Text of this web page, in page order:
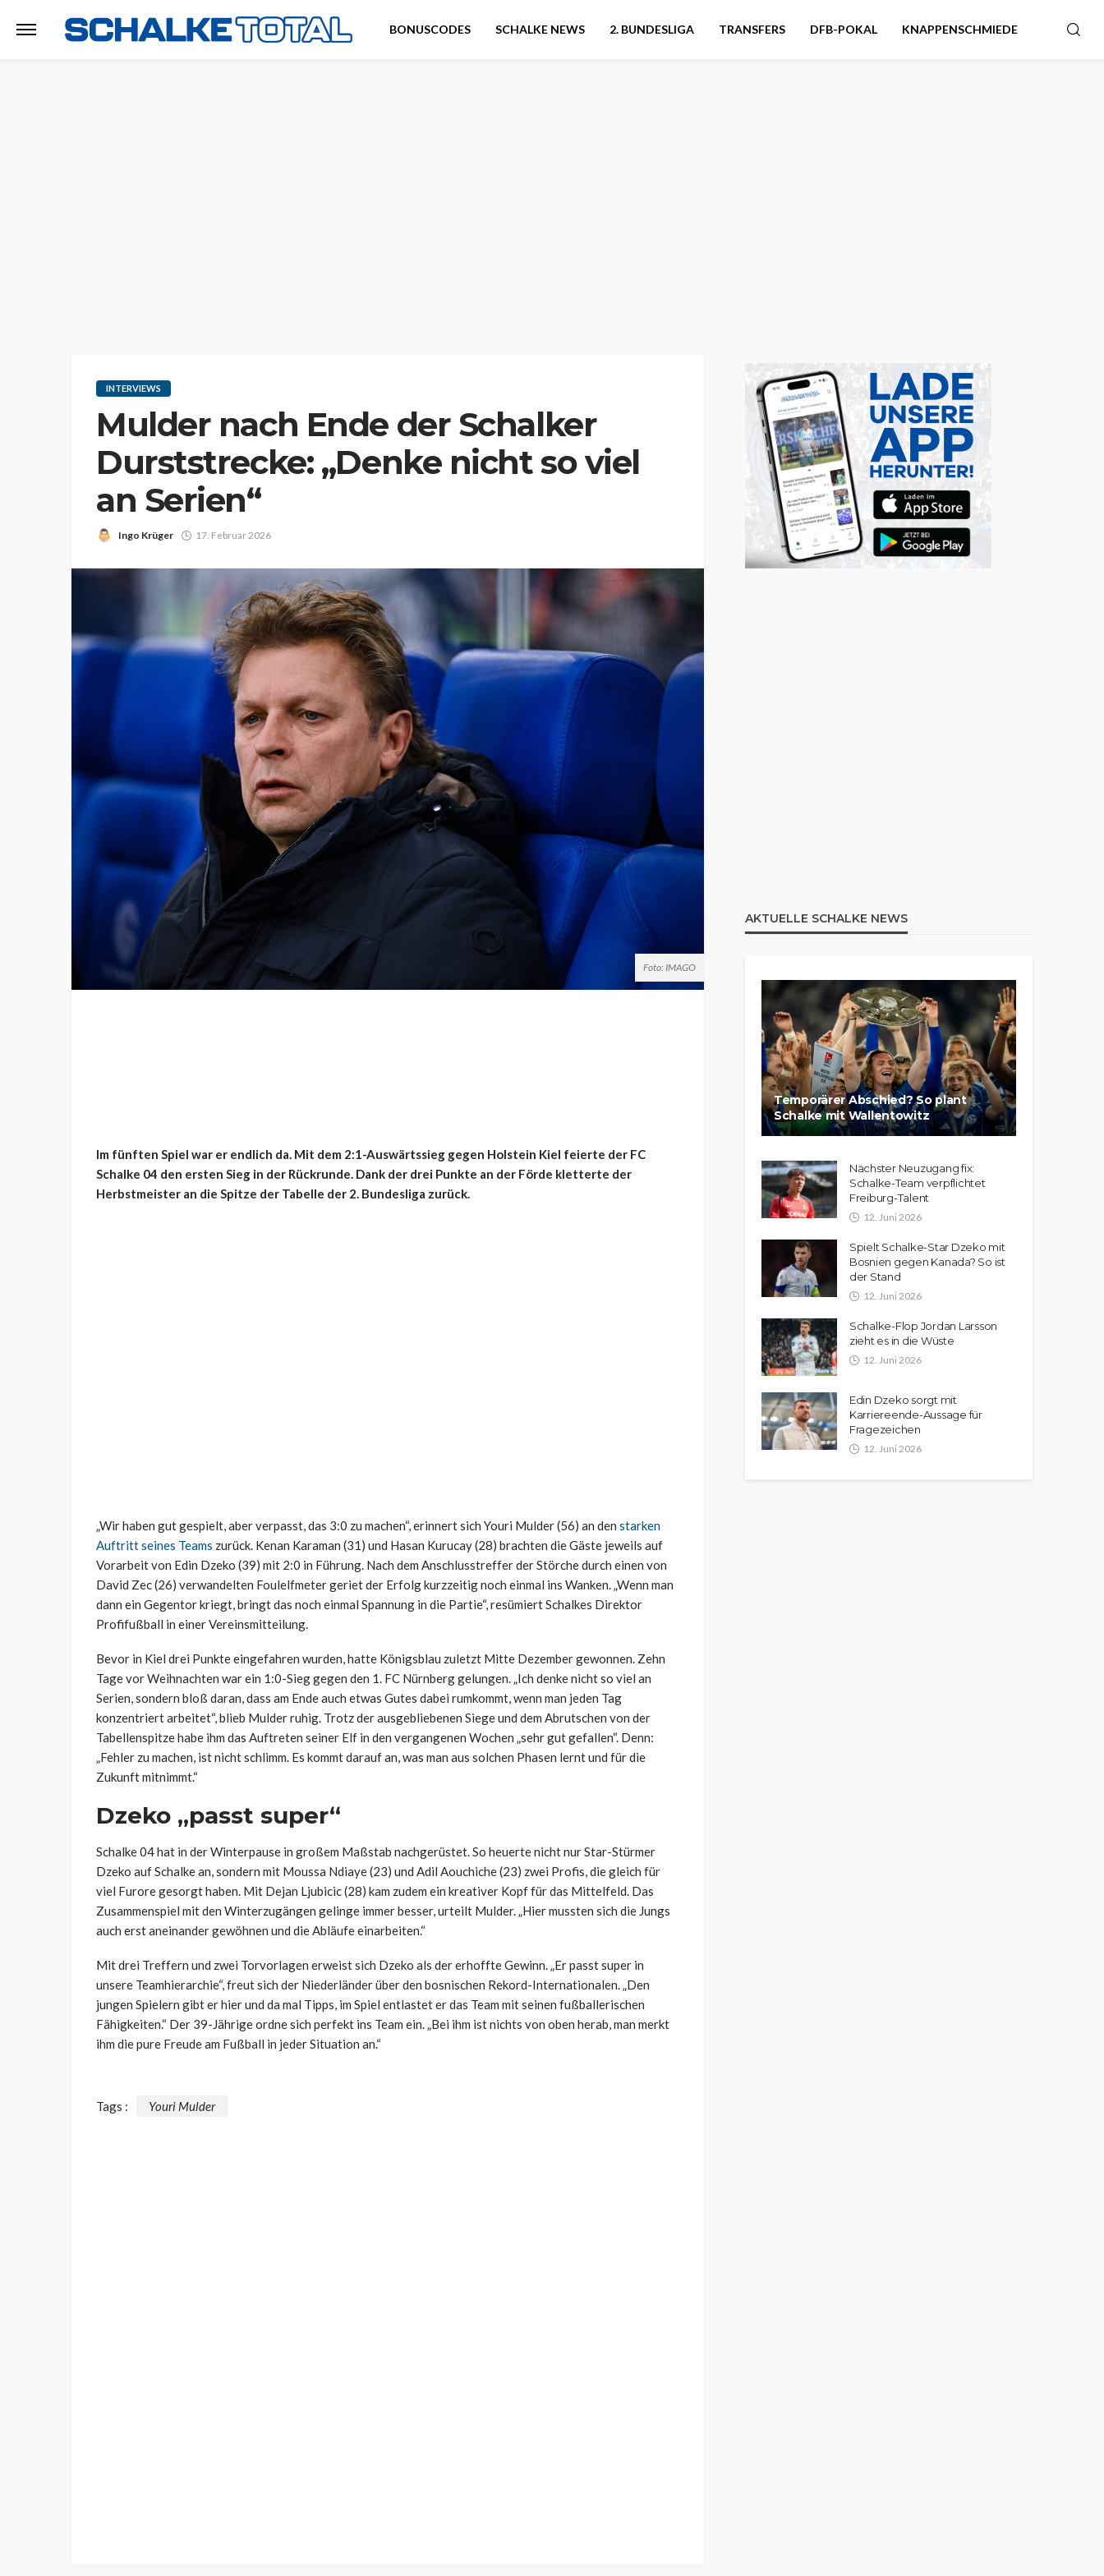
BONUSCODES SCHALKE NEWS 2. BUNDESLIGA TRANSFERS DFB-POKAL KNAPPENSCHMIEDE
INTERVIEWS
Mulder nach Ende der Schalker
Durststrecke: „Denke nicht so viel
an Serien“
Ingo Krüger 17. Februar 2026
Foto: IMAGO
Im fünften Spiel war er endlich da. Mit dem 2:1-Auswärtssieg gegen Holstein Kiel feierte der FC
Schalke 04 den ersten Sieg in der Rückrunde. Dank der drei Punkte an der Förde kletterte der
Herbstmeister an die Spitze der Tabelle der 2. Bundesliga zurück.
„Wir haben gut gespielt, aber verpasst, das 3:0 zu machen“, erinnert sich Youri Mulder (56) an den starken
Auftritt seines Teams zurück. Kenan Karaman (31) und Hasan Kurucay (28) brachten die Gäste jeweils auf
Vorarbeit von Edin Dzeko (39) mit 2:0 in Führung. Nach dem Anschlusstreffer der Störche durch einen von
David Zec (26) verwandelten Foulelfmeter geriet der Erfolg kurzzeitig noch einmal ins Wanken. „Wenn man
dann ein Gegentor kriegt, bringt das noch einmal Spannung in die Partie“, resümiert Schalkes Direktor
Profifußball in einer Vereinsmitteilung.
Bevor in Kiel drei Punkte eingefahren wurden, hatte Königsblau zuletzt Mitte Dezember gewonnen. Zehn
Tage vor Weihnachten war ein 1:0-Sieg gegen den 1. FC Nürnberg gelungen. „Ich denke nicht so viel an
Serien, sondern bloß daran, dass am Ende auch etwas Gutes dabei rumkommt, wenn man jeden Tag
konzentriert arbeitet“, blieb Mulder ruhig. Trotz der ausgebliebenen Siege und dem Abrutschen von der
Tabellenspitze habe ihm das Auftreten seiner Elf in den vergangenen Wochen „sehr gut gefallen“. Denn:
„Fehler zu machen, ist nicht schlimm. Es kommt darauf an, was man aus solchen Phasen lernt und für die
Zukunft mitnimmt.“
Dzeko „passt super“
Schalke 04 hat in der Winterpause in großem Maßstab nachgerüstet. So heuerte nicht nur Star-Stürmer
Dzeko auf Schalke an, sondern mit Moussa Ndiaye (23) und Adil Aouchiche (23) zwei Profis, die gleich für
viel Furore gesorgt haben. Mit Dejan Ljubicic (28) kam zudem ein kreativer Kopf für das Mittelfeld. Das
Zusammenspiel mit den Winterzugängen gelinge immer besser, urteilt Mulder. „Hier mussten sich die Jungs
auch erst aneinander gewöhnen und die Abläufe einarbeiten.“
Mit drei Treffern und zwei Torvorlagen erweist sich Dzeko als der erhoffte Gewinn. „Er passt super in
unsere Teamhierarchie“, freut sich der Niederländer über den bosnischen Rekord-Internationalen. „Den
jungen Spielern gibt er hier und da mal Tipps, im Spiel entlastet er das Team mit seinen fußballerischen
Fähigkeiten.“ Der 39-Jährige ordne sich perfekt ins Team ein. „Bei ihm ist nichts von oben herab, man merkt
ihm die pure Freude am Fußball in jeder Situation an.“
Tags : Youri Mulder
AKTUELLE SCHALKE NEWS
Temporärer Abschied? So plant
Schalke mit Wallentowitz
Nächster Neuzugang fix:
Schalke-Team verpflichtet
Freiburg-Talent
12. Juni 2026
Spielt Schalke-Star Dzeko mit
Bosnien gegen Kanada? So ist
der Stand
12. Juni 2026
Schalke-Flop Jordan Larsson
zieht es in die Wüste
12. Juni 2026
Edin Dzeko sorgt mit
Karriereende-Aussage für
Fragezeichen
12. Juni 2026